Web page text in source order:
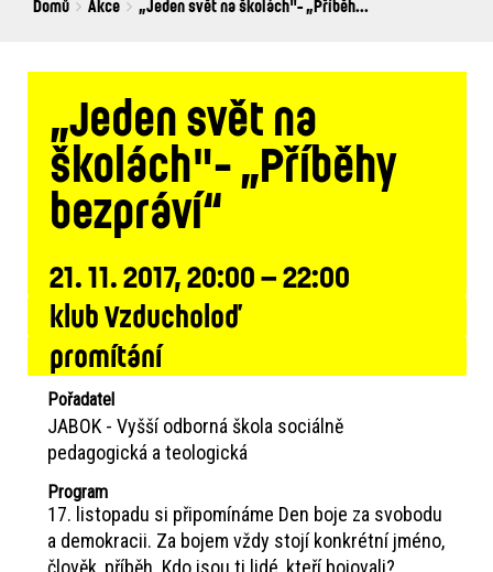
Breadcrumbs
You
Domů Akce „Jeden svět na školách"- „Příběh...
„Jeden svět na
školách"- „Příběhy
bezpráví“
21. 11. 2017, 20:00 – 22:00
klub Vzducholoď
promítání
Pořadatel
JABOK - Vyšší odborná škola sociálně
pedagogická a teologická
Program
17. listopadu si připomínáme Den boje za svobodu
a demokracii. Za bojem vždy stojí konkrétní jméno,
člověk, příběh. Kdo jsou ti lidé, kteří bojovali?